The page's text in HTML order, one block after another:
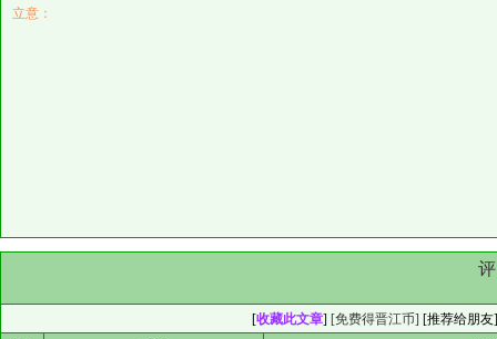
立意：
[收藏此文章] [免费得晋江币] [推荐给朋友